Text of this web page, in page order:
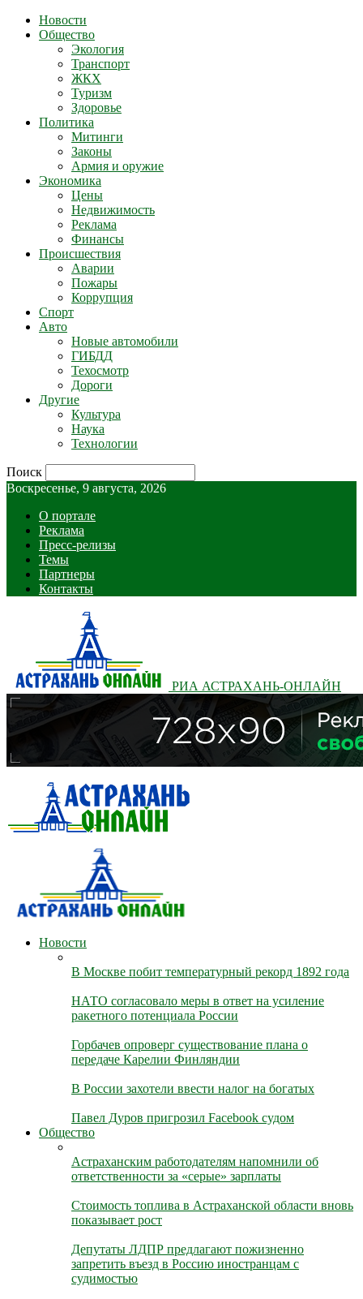
Новости
Общество
Экология
Транспорт
ЖКХ
Туризм
Здоровье
Политика
Митинги
Законы
Армия и оружие
Экономика
Цены
Недвижимость
Реклама
Финансы
Происшествия
Аварии
Пожары
Коррупция
Спорт
Авто
Новые автомобили
ГИБДД
Техосмотр
Дороги
Другие
Культура
Наука
Технологии
Поиск
Воскресенье, 9 августа, 2026
О портале
Реклама
Пресс-релизы
Темы
Партнеры
Контакты
РИА АСТРАХАНЬ-ОНЛАЙН
Новости
В Москве побит температурный рекорд 1892 года
НАТО согласовало меры в ответ на усиление
ракетного потенциала России
Горбачев опроверг существование плана о
передаче Карелии Финляндии
В России захотели ввести налог на богатых
Павел Дуров пригрозил Facebook судом
Общество
Астраханским работодателям напомнили об
ответственности за «серые» зарплаты
Стоимость топлива в Астраханской области вновь
показывает рост
Депутаты ЛДПР предлагают пожизненно
запретить въезд в Россию иностранцам с
судимостью